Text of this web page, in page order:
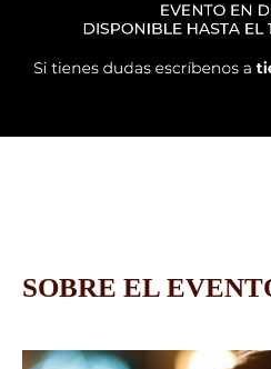
SOBRE EL